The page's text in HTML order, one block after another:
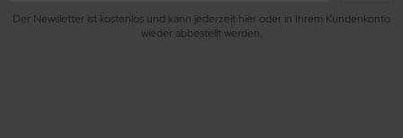
Der Newsletter ist kostenlos und kann jederzeit hier oder in Ihrem Kundenkonto
wieder abbestellt werden.